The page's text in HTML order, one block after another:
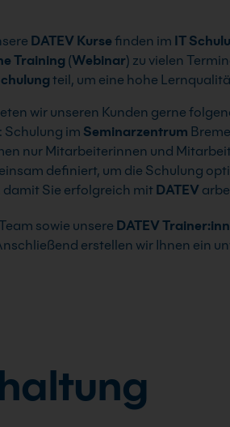
DATEV Kurse finden im IT
Training (Webinar) zu vielen
teil, um eine hohe
wir unseren Kunden gerne
Schulung im Seminarzentrum
nur Mitarbeiterinnen und
definiert, um die Schulung
damit Sie erfolgreich mit DATEV
sowie unsere DATEV
erstellen wir Ihnen ein